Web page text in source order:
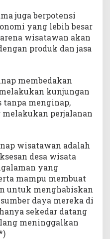
juga berpotensi
yang lebih besar
wisatawan akan
produk dan jasa
membedakan
kunjungan
menginap,
perjalanan
wisatawan adalah
desa wisata
yang
mampu membuat
untuk menghabiskan
daya mereka di
sekedar datang
meninggalkan